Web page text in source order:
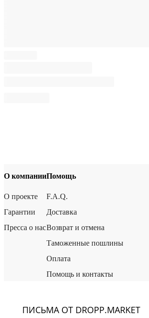
О компании
О проекте
Гарантии
Пресса о нас
Помощь
F.A.Q.
Доставка
Возврат и отмена
Таможенные пошлины
Оплата
Помощь и контакты
ПИСЬМА ОТ DROPP.MARKET